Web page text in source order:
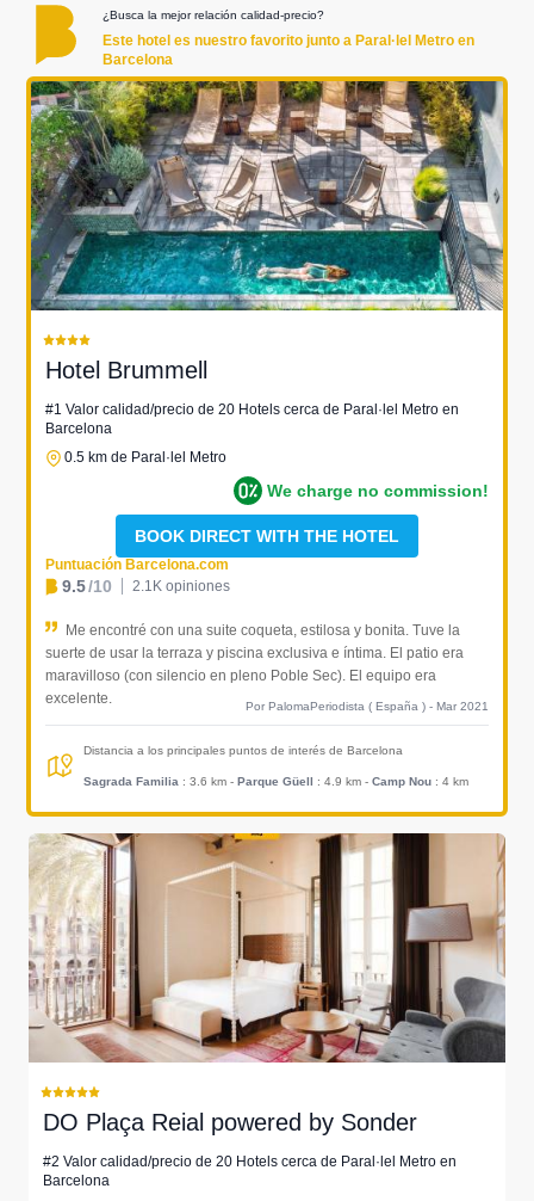
¿Busca la mejor relación calidad-precio?
Este hotel es nuestro favorito junto a Paral·lel Metro en
Barcelona
Hotel Brummell
#1 Valor calidad/precio de 20 Hotels cerca de Paral·lel Metro en
Barcelona
0.5 km de Paral·lel Metro
We charge no commission!
BOOK DIRECT WITH THE HOTEL
Puntuación Barcelona.com
9.5/10 2.1K opiniones
Me encontré con una suite coqueta, estilosa y bonita. Tuve la
suerte de usar la terraza y piscina exclusiva e íntima. El patio era
maravilloso (con silencio en pleno Poble Sec). El equipo era
excelente.
Por PalomaPeriodista ( España ) - Mar 2021
Distancia a los principales puntos de interés de Barcelona
Sagrada Familia : 3.6 km - Parque Güell : 4.9 km - Camp Nou : 4 km
DO Plaça Reial powered by Sonder
#2 Valor calidad/precio de 20 Hotels cerca de Paral·lel Metro en
Barcelona